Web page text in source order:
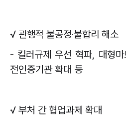
√ 관행적 불공정‧불합리 해소
- 킬러규제 우선 혁파, 대형
전인증기관 확대 등
√ 부처 간 협업과제 확대